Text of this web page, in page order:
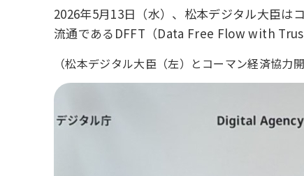
2026年5月13日（水）、松本デジタル大臣は
流通であるDFFT（Data Free Flow with
（松本デジタル大臣（左）とコーマン経済協力